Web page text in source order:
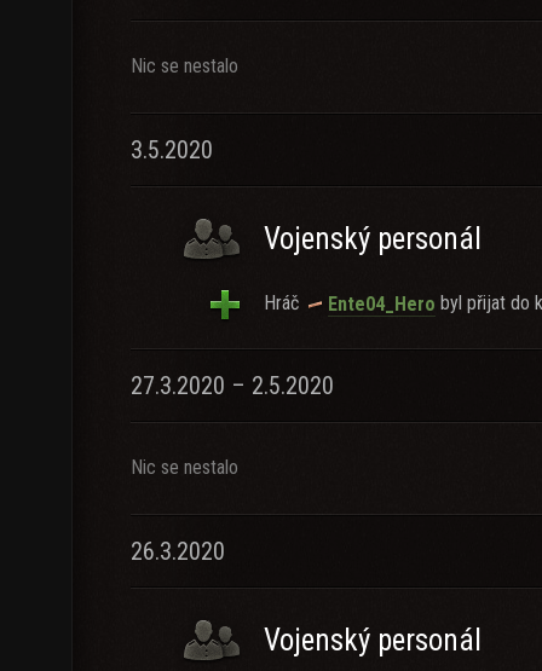
Nic se nestalo
3.5.2020
Vojenský personál
Hráč Ente04_Hero byl přijat do
27.3.2020 – 2.5.2020
Nic se nestalo
26.3.2020
Vojenský personál